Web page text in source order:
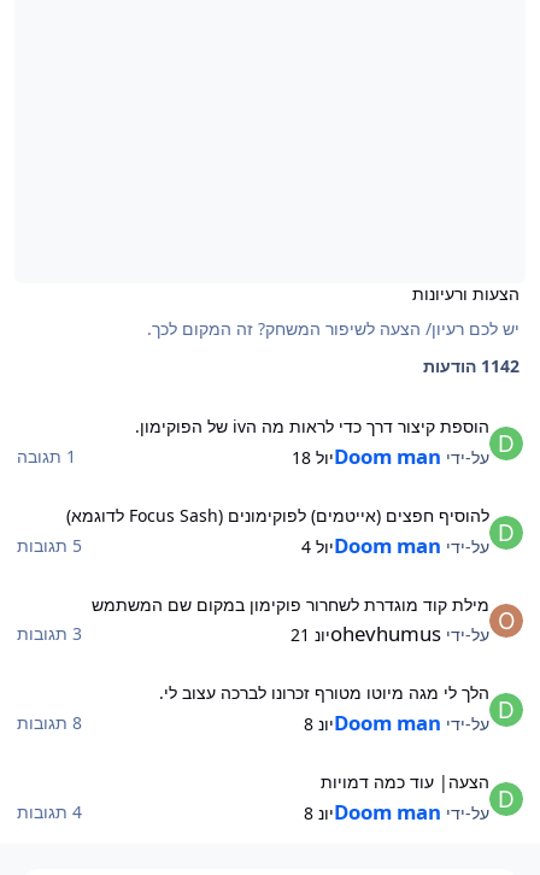
הצעות ורעיונות
יש לכם רעיון/ הצעה לשיפור המשחק? זה המקום לכך.
1142 הודעות
הוספת קיצור דרך כדי לראות מה הiv של הפוקימון.
על-ידי Doom manיול 18
1 תגובה
להוסיף חפצים (אייטמים) לפוקימונים (Focus Sash לדוגמא)
על-ידי Doom manיול 4
5 תגובות
מילת קוד מוגדרת לשחרור פוקימון במקום שם המשתמש
על-ידי ohevhumusיונ 21
3 תגובות
הלך לי מגה מיוטו מטורף זכרונו לברכה עצוב לי.
על-ידי Doom manיונ 8
8 תגובות
הצעה| עוד כמה דמויות
על-ידי Doom manיונ 8 4 תגובות